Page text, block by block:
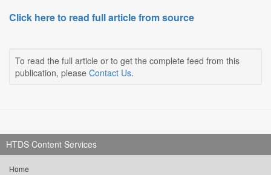
Click here to read full article from source
To read the full article or to get the complete feed from this
publication, please Contact Us.
HTDS Content Services
Home